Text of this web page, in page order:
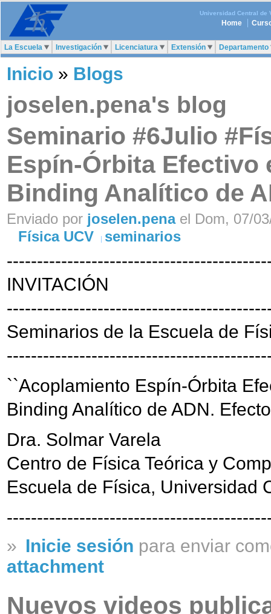
Universidad Central de
Home
La Escuela Investigación Licenciatura Extensión Departamento
Inicio » Blogs
joselen.pena's blog
Seminario #6Julio
Espín-Órbita Efectivo
Binding Analítico de
Enviado por joselen.penael Dom, 07/
Física UCV
seminarios
INVITACIÓN
Seminarios de la Escuela de
``Acoplamiento Espín-Órbita
Binding Analítico de ADN. Efecto
Dra. Solmar Varela
Centro de Física Teórica y
Escuela de Física, Universidad
» Inicie sesión para enviar
attachment
Nuevos videos